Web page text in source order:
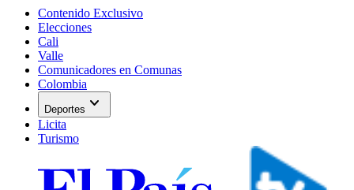
Contenido Exclusivo
Elecciones
Cali
Valle
Comunicadores en Comunas
Colombia
Deportes expand_more
Licita
Turismo